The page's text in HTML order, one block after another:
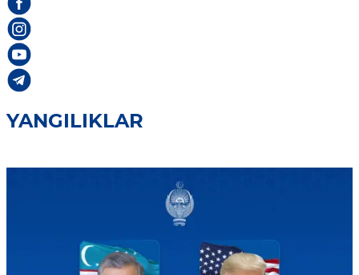
YANGILIKLAR